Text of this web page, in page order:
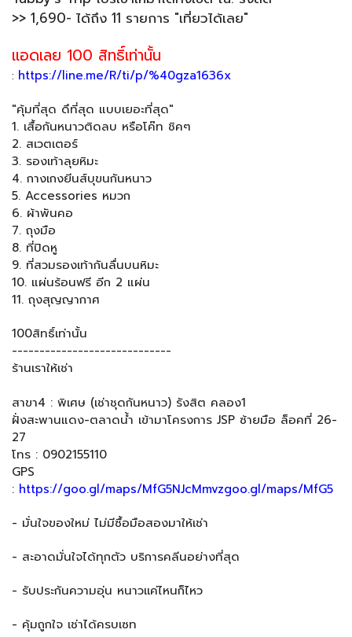
>> 1,690- ได้ถึง 11 รายการ "เที่ยวได้เลย"
แอดเลย 100 สิทธิ์เท่านั้น
: https://line.me/R/ti/p/%40gza1636x
"คุ้มที่สุด ดึที่สุด แบบเยอะที่สุด"
1. เสื้อกันหนาวติดลบ หรือโค๊ท ชิคๆ
2. สเวตเตอร์
3. รองเท้าลุยหิมะ
4. กางเกงยีนส์บุขนกันหนาว
5. Accessories หมวก
6. ผ้าพันคอ
7. ถุงมือ
8. ที่ปิดหู
9. ที่สวมรองเท้ากันลื่นบนหิมะ
10. แผ่นร้อนฟรี อีก 2 แผ่น
11. ถุงสุญญากาศ
100สิทธิ์เท่านั้น
-----------------------------
ร้านเราให้เช่า
สาขา4 : พิเศษ (เช่าชุดกันหนาว) รังสิต คลอง1
ฝั่งสะพานแดง-ตลาดน้ำ เข้ามาโครงการ JSP ซ้ายมือ ล็อคที่ 26-
27
โทร : 0902155110
GPS
: https://goo.gl/maps/MfG5NJcMmvzgoo.gl/maps/MfG5
- มั่นใจของใหม่ ไม่มีซื้อมือสองมาให้เช่า
- สะอาดมั่นใจได้ทุกตัว บริการคลีนอย่างที่สุด
- รับประกันความอุ่น หนาวเเค่ไหนก็ไหว
- คุ้มถูกใจ เช่าได้ครบเซท